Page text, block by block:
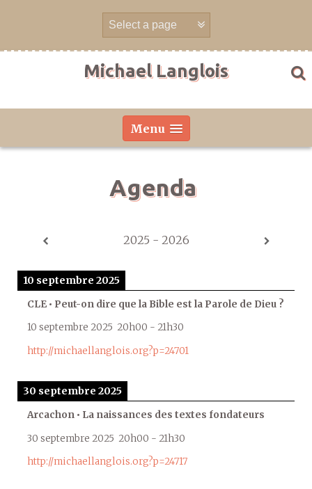
Michael Langlois
Menu
Agenda
2025 - 2026
10 septembre 2025
CLE • Peut-on dire que la Bible est la Parole de Dieu ?
10 septembre 2025 20h00 - 21h30
http://michaellanglois.org?p=24701
30 septembre 2025
Arcachon • La naissances des textes fondateurs
30 septembre 2025 20h00 - 21h30
http://michaellanglois.org?p=24717